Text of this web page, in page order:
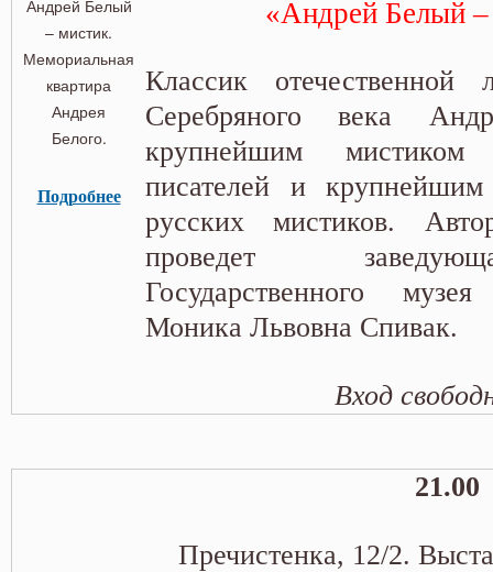
Подробнее
«Андрей Белый –
Классик отечественной
Серебряного века
крупнейшим
писателей и крупнейшим
русских мистиков.
проведет
Государственного
Моника Львовна Спивак.
Вход
21.00
Пречистенка, 12/2.